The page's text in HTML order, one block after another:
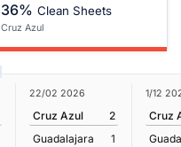
36% Clean Sheets
Cruz Azul
22/02 2026
Cruz Azul
2
Guadalajara
1
1/12
Cruz